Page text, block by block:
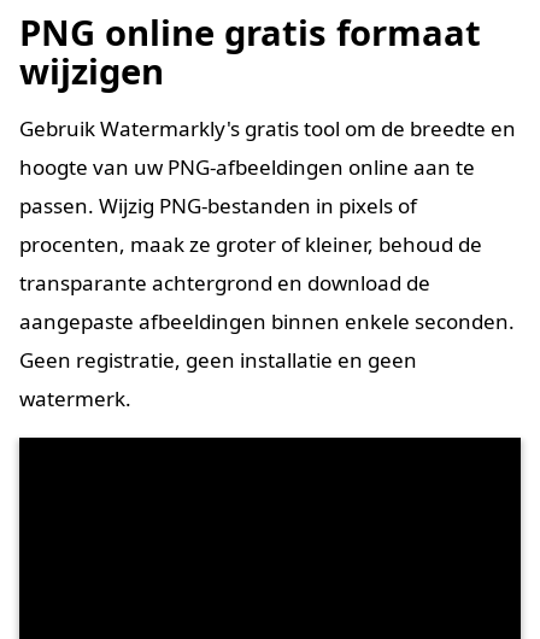
PNG online gratis formaat
wijzigen
Gebruik Watermarkly's gratis tool om de breedte en
hoogte van uw PNG-afbeeldingen online aan te
passen. Wijzig PNG-bestanden in pixels of
procenten, maak ze groter of kleiner, behoud de
transparante achtergrond en download de
aangepaste afbeeldingen binnen enkele seconden.
Geen registratie, geen installatie en geen
watermerk.